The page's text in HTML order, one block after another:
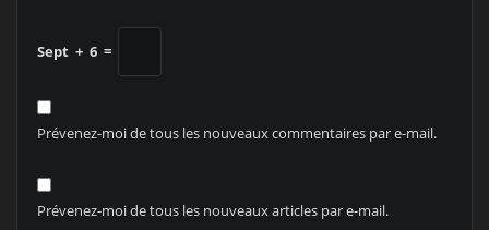
Sept + 6 =
Prévenez-moi de tous les nouveaux commentaires par e-mail.
Prévenez-moi de tous les nouveaux articles par e-mail.